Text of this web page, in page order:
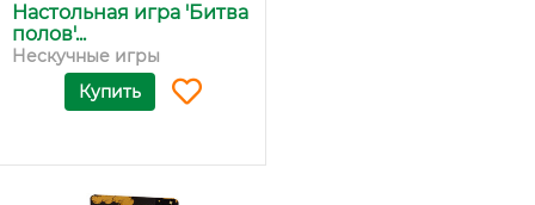
Настольная игра 'Битва
полов'...
Нескучные игры
Купить